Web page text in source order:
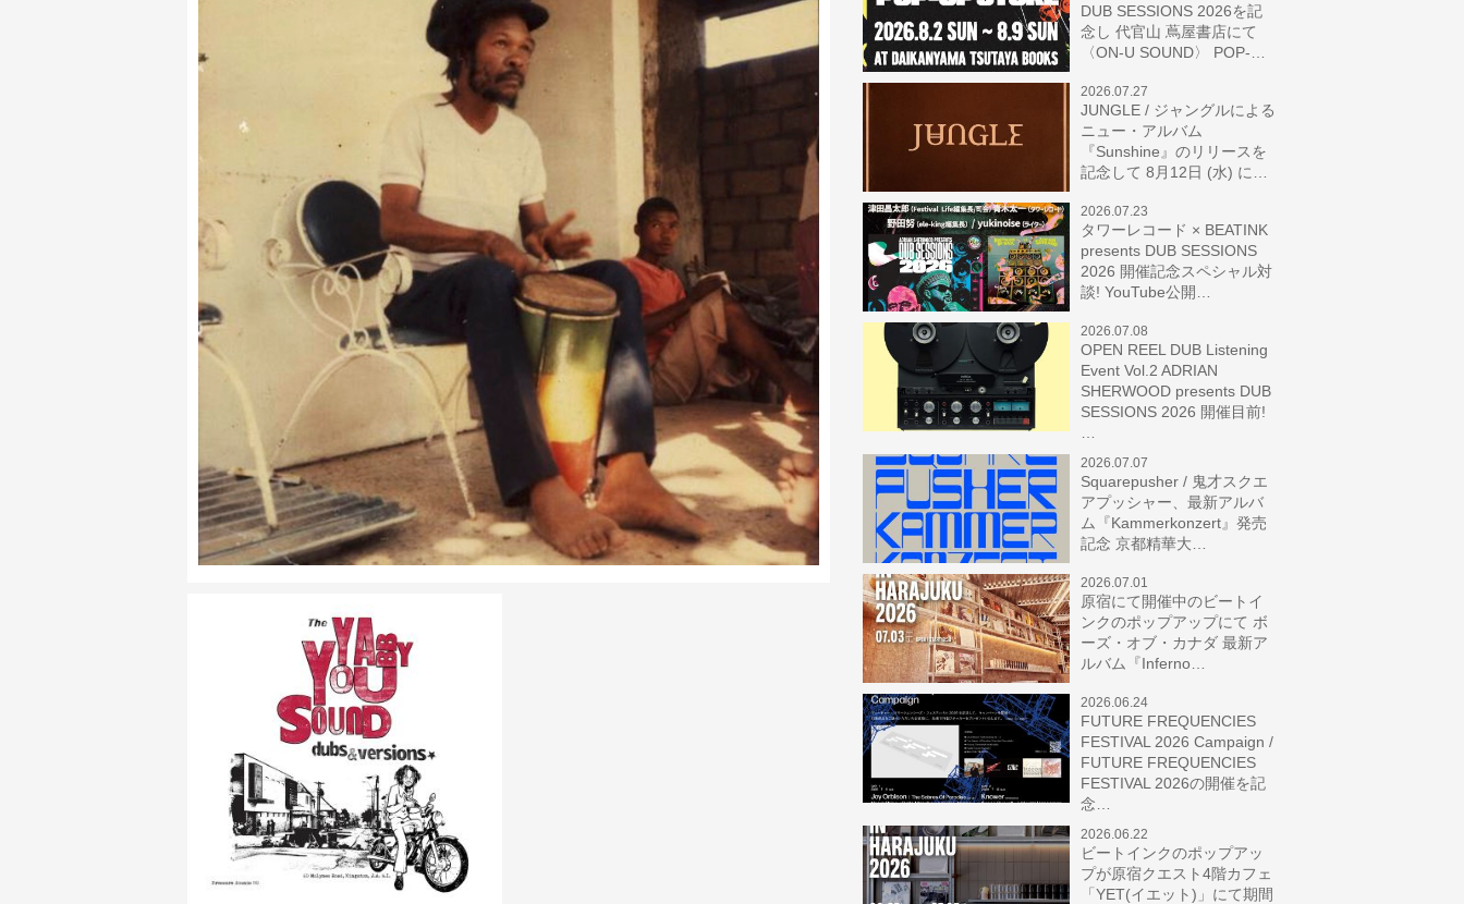
DUB SESSIONS 2026を記
念し 代官山 蔦屋書店にて
〈ON-U SOUND〉 POP-…
2026.07.27
JUNGLE / ジャングルによる
ニュー・アルバム
『Sunshine』のリリースを
記念して 8月12日 (水) に…
2026.07.23
タワーレコード × BEATINK
presents DUB SESSIONS
2026 開催記念スペシャル対
談! YouTube公開…
2026.07.08
OPEN REEL DUB Listening
Event Vol.2 ADRIAN
SHERWOOD presents DUB
SESSIONS 2026 開催目前!
2026.07.07
Squarepusher / 鬼才スクエ
アプッシャー、最新アルバ
ム『Kammerkonzert』発売
記念 京都精華大…
2026.07.01
原宿にて開催中のビートイ
ンクのポップアップにて ボ
ーズ・オブ・カナダ 最新ア
ルバム『Inferno…
2026.06.24
FUTURE FREQUENCIES
FESTIVAL 2026 Campaign /
FUTURE FREQUENCIES
FESTIVAL 2026の開催を記
念…
2026.06.22
ビートインクのポップアッ
プが原宿クエスト4階カフェ
「YET(イエット)」にて期間